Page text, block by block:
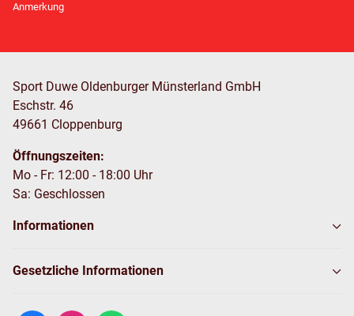
Anmerkung
Sport Duwe Oldenburger Münsterland GmbH
Eschstr. 46
49661 Cloppenburg
Öffnungszeiten:
Mo - Fr: 12:00 - 18:00 Uhr
Sa: Geschlossen
Informationen
Gesetzliche Informationen